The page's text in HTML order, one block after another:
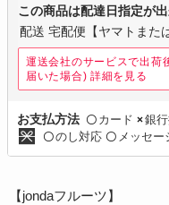
この商品は配達日指定が
配送 宅配便【ヤマトまた
運送会社のサービスで出荷
届いた場合) 詳細を見る
お支払方法 〇 カード ×銀
〇のし対応 〇 メッセー
【jondaフルーツ】